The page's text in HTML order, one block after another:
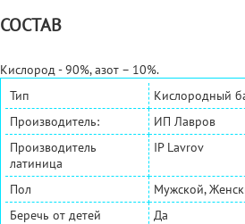
СОСТАВ
Кислород - 90%, азот – 10%.
Тип
Кислородный
Производитель:
ИП Лавров
Производитель
латиница
IP Lavrov
Пол
Мужской,
Беречь от детей
Да